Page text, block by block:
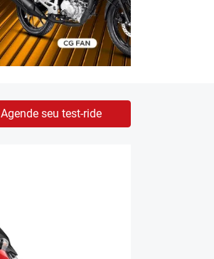
Agende seu test-ride